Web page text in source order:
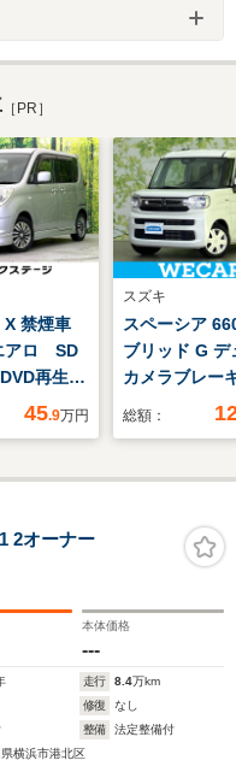
［PR］
X 禁煙車
アロ SD
再生
トエアコ
アルミ
ス トラク
45.9万円
スズキ
スペーシア
ブリッド G デ
カメラブレー
ト(スズキ)/車
ABS/横滑り防
プ/禁煙車/エ
総額：
2オーナー
本体価格
---
走行 8.4万km
修復
なし
整備
法定整備付
横浜市港北区